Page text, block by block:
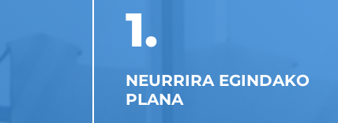
1.
NEURRIRA EGINDAKO
PLANA